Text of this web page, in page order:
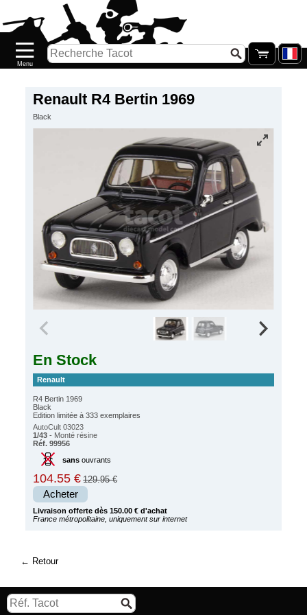
Renault R4 Bertin 1969
Black
En Stock
Renault
R4 Bertin 1969
Black
Edition limitée à 333 exemplaires
AutoCult 03023
1/43 - Monté résine
Réf. 99956
sansouvrants
104.55 € 129.95 €
Acheter
Livraison offerte dès 150.00 € d'achat
France métropolitaine, uniquement sur internet
Retour
Nouveautés
Catalogue/Stock
PETITS
Galerie